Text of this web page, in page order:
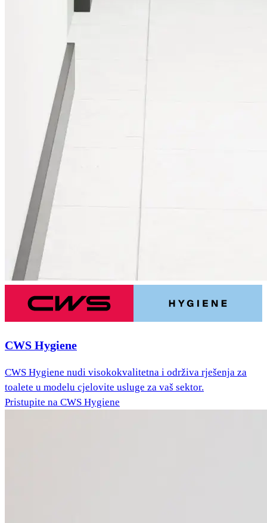
CWS Hygiene
CWS Hygiene nudi visokokvalitetna i održiva rješenja za
toalete u modelu cjelovite usluge za vaš sektor.
Pristupite na CWS Hygiene